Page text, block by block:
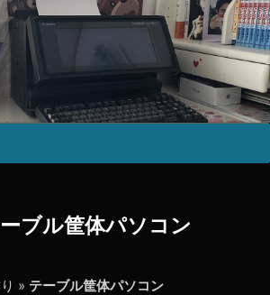
ン
ツ
ス
キ
to
WP_STATISTICS_WIDGET-
to
to
to
ブル筐体パソコン
» テーブル筐体パソコン